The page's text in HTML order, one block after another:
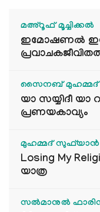
മഅ്റൂഫ് മൂച്ചിക്കല്‍
ഇമോഷണൽ
സൈനബ് മുഹമ്മദ്
യാ സയ്യിദീ
പ്രണയകാവ്യം
മുഹമ്മദ് സുഫ്‌യാൻ
Losing My
യാത്ര
സൽമാനുൽ